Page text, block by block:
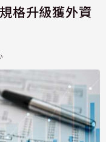
格升級獲外資